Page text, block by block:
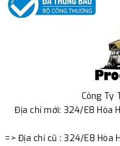
Công Ty
Địa chỉ mới: 324/E8 Hòa
=> Địa chỉ cũ : 324/E8 Hòa